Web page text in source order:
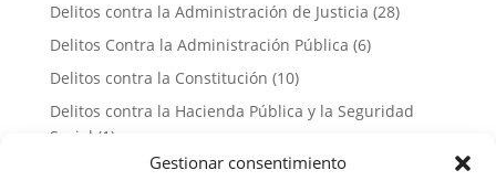
Gestionar consentimiento
Delitos contra la Administración de Justicia (28)
Delitos Contra la Administración Pública (6)
Delitos contra la Constitución (10)
Delitos contra la Hacienda Pública y la Seguridad
Social (1)
Delitos contra la Intimidad(11)